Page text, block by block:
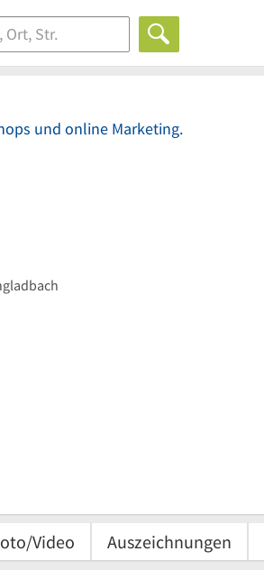
und online Marketing.
Video Auszeichnungen